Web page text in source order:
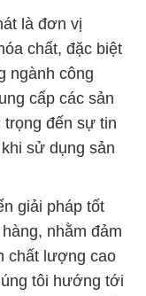
là đơn vị
chất, đặc biệt
ngành công
cấp các sản
đến sự tin
sử dụng sản
giải pháp tốt
nhằm đảm
chất lượng cao
tôi hướng tới